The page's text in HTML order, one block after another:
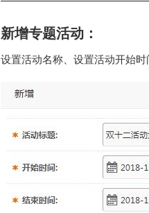
新增专题活动：
设置活动名称、设置活动开始